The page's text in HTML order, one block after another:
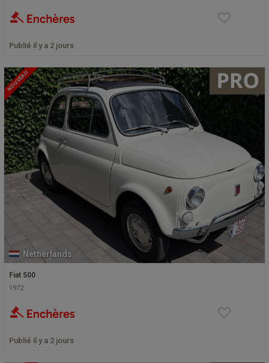
Publié il y a 2 jours
NOUVEAU
Netherlands
Fiat 500
1972
Publié il y a 2 jours